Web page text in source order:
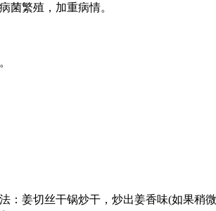
繁殖，加重病情。
姜切丝干锅炒干，炒出姜香味(如果稍